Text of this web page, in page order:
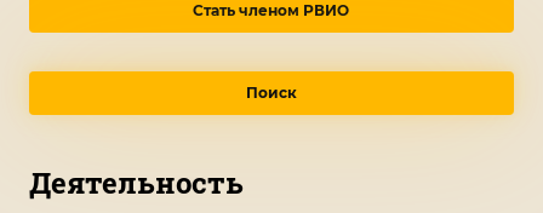
Стать членом РВИО
Поиск
Деятельность